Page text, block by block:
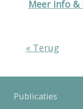
Meer info &
« Terug
Publicaties